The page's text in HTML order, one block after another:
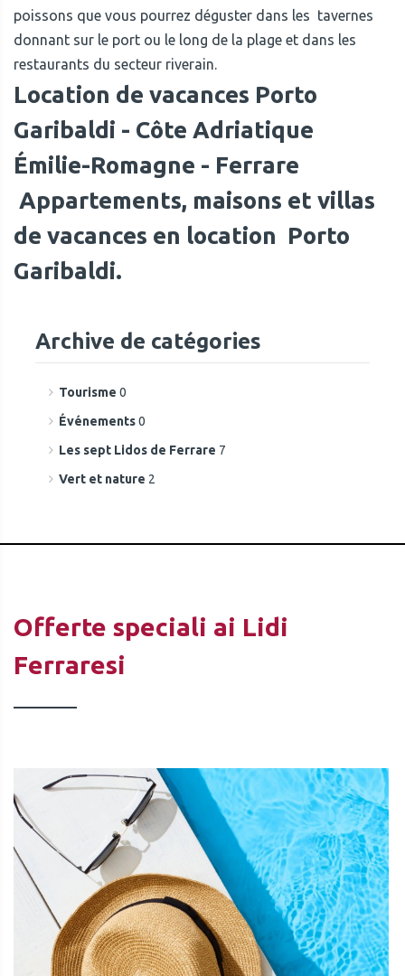
poissons que vous pourrez déguster dans les tavernes
donnant sur le port ou le long de la plage et dans les
restaurants du secteur riverain.
Location de vacances Porto
Garibaldi - Côte Adriatique
Émilie-Romagne - Ferrare‎
Appartements, maisons et villas
de vacances en location Porto
Garibaldi.
Archive de catégories
Tourisme 0
Événements0
Les sept Lidos de Ferrare 7
Vert et nature 2
Offerte speciali ai Lidi
Ferraresi